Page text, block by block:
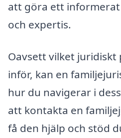
att göra ett
och expertis.
Oavsett vilket
inför, kan en
hur du navigerar i
att kontakta en
få den hjälp och stöd